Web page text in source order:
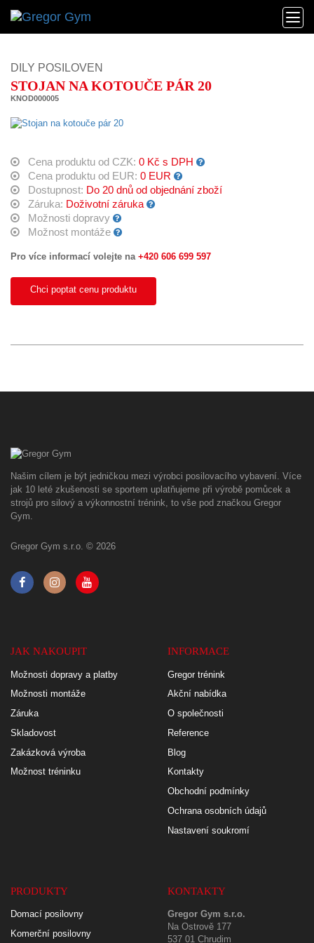
DILY POSILOVEN
STOJAN NA KOTOUČE PÁR 20
KNOD000005
Cena produktu od CZK: 0 Kč s DPH
Cena produktu od EUR: 0 EUR
Dostupnost: Do 20 dnů od objednání zboží
Záruka: Doživotní záruka
Možnosti dopravy
Možnost montáže
Pro více informací volejte na +420 606 699 597
Chci poptat cenu produktu
Našim cílem je být jedničkou mezi výrobci posilovacího vybavení. Více
jak 10 leté zkušenosti se sportem uplatňujeme při výrobě pomůcek a
strojů pro silový a výkonnostní trénink, to vše pod značkou Gregor
Gym.
Gregor Gym s.r.o. © 2026
JAK NAKOUPIT
Možnosti dopravy a platby
Možnosti montáže
Záruka
Skladovost
Zakázková výroba
Možnost tréninku
INFORMACE
Gregor trénink
Akční nabídka
O společnosti
Reference
Blog
Kontakty
Obchodní podmínky
Ochrana osobních údajů
Nastavení soukromí
PRODUKTY
Domací posilovny
Komerční posilovny
KONTAKTY
Gregor Gym s.r.o.
Na Ostrově 177
537 01 Chrudim